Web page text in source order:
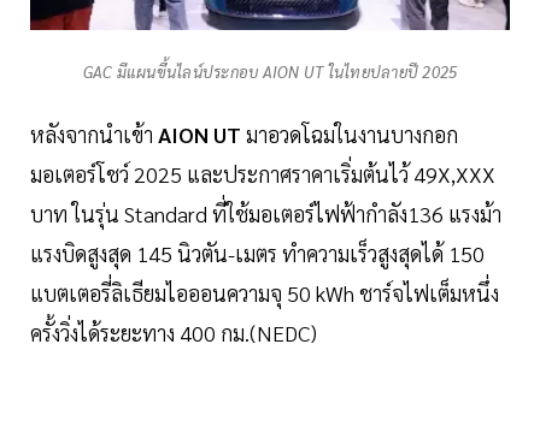
GAC มีแผนขึ้นไลน์ประกอบ AION UT ในไทยปลายปี 2025
หลังจากนำเข้า AION UT มาอวดโฉมในงานบางกอก
มอเตอร์โชว์ 2025 และประกาศราคาเริ่มต้นไว้ 49X,XXX
บาท ในรุ่น Standard ที่ใช้มอเตอร์ไฟฟ้ากำลัง136 แรงม้า
แรงบิดสูงสุด 145 นิวตัน-เมตร ทำความเร็วสูงสุดได้ 150
แบตเตอรี่ลิเธียมไอออนความจุ 50 kWh ชาร์จไฟเต็มหนึ่ง
ครั้งวิ่งได้ระยะทาง 400 กม.(NEDC)